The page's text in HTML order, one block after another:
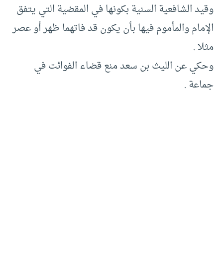
وقيد الشافعية السنية بكونها في المقضية التي يتفق
الإمام والمأموم فيها بأن يكون قد فاتهما ظهر أو عصر
مثلا .
وحكي عن الليث بن سعد منع قضاء الفوائت في
جماعة .